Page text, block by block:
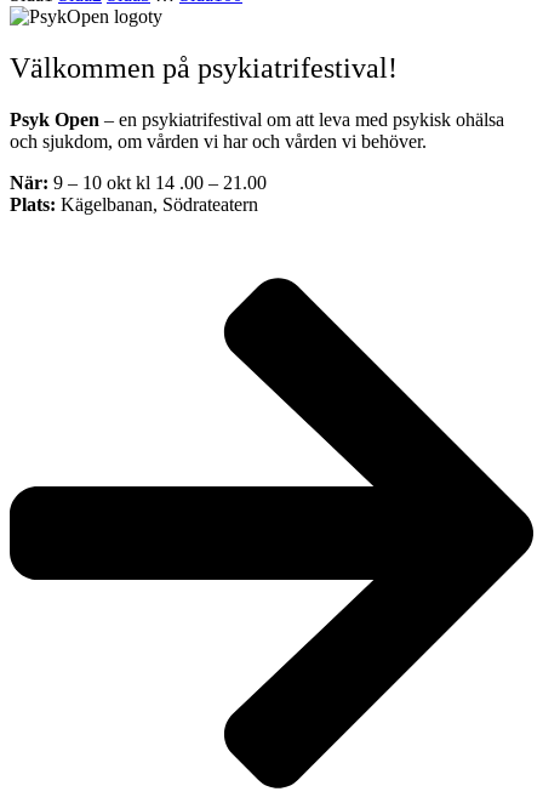
Välkommen på psykiatrifestival!
Psyk Open – en psykiatrifestival om att leva med psykisk ohälsa
och sjukdom, om vården vi har och vården vi behöver.
När: 9 – 10 okt kl 14 .00 – 21.00
Plats: Kägelbanan, Södrateatern